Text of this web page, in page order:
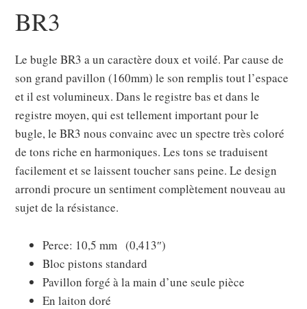
BR3
Le bugle BR3 a un caractère doux et voilé. Par cause de
son grand pavillon (160mm) le son remplis tout l’espace
et il est volumineux. Dans le registre bas et dans le
registre moyen, qui est tellement important pour le
bugle, le BR3 nous convainc avec un spectre très coloré
de tons riche en harmoniques. Les tons se traduisent
facilement et se laissent toucher sans peine. Le design
arrondi procure un sentiment complètement nouveau au
sujet de la résistance.
Perce: 10,5 mm (0,413″)
Bloc pistons standard
Pavillon forgé à la main d’une seule pièce
En laiton doré